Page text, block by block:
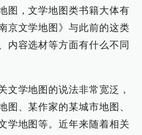
图，文学地图类书籍大体有
京文学地图》与此前的这类
内容选材等方面有什么不同
文学地图的说法非常宽泛，
图、某作家的某城市地图、
学地图等。近年来随着相关